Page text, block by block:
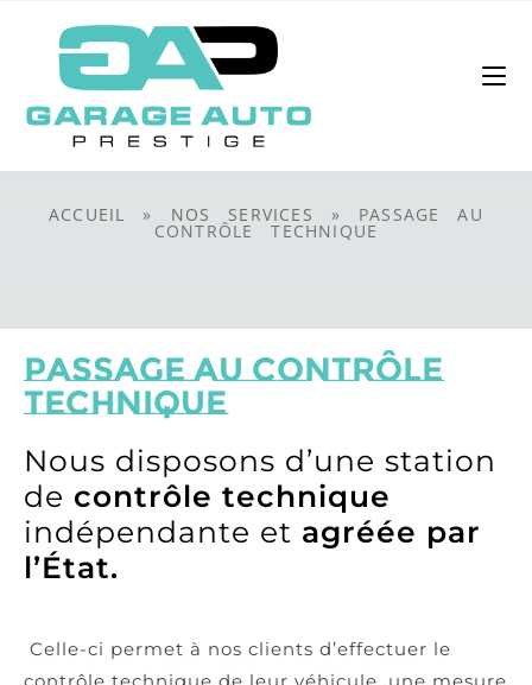
ACCUEIL » NOS SERVICES » PASSAGE AU
CONTRÔLE TECHNIQUE
Passage au contrôle
technique
Nous disposons d’une station
de contrôle technique
indépendante et agréée par
l’État.
Celle-ci permet à nos clients d’effectuer le